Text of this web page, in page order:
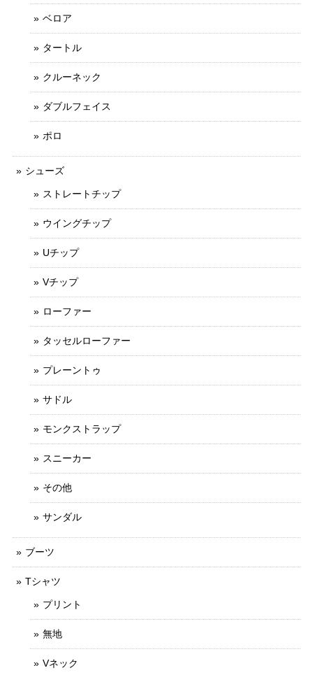
ベロア
タートル
クルーネック
ダブルフェイス
ポロ
シューズ
ストレートチップ
ウイングチップ
Uチップ
Vチップ
ローファー
タッセルローファー
プレーントゥ
サドル
モンクストラップ
スニーカー
その他
サンダル
ブーツ
Tシャツ
プリント
無地
Vネック